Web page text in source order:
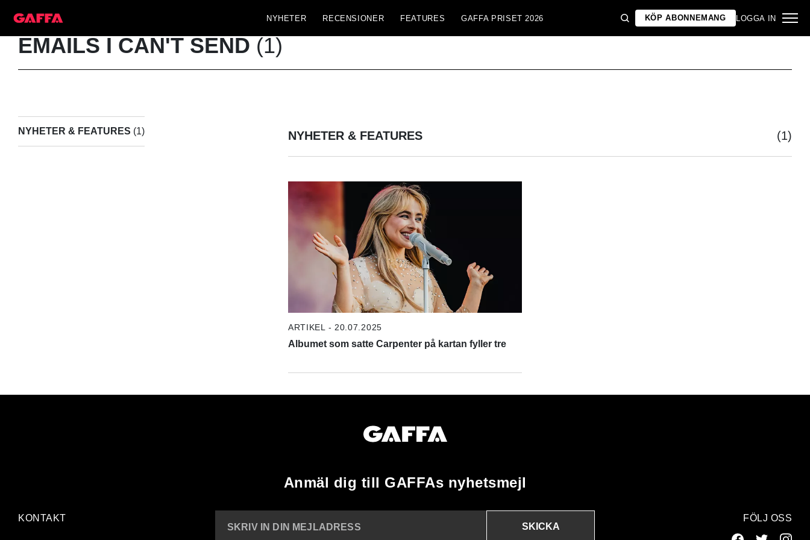
NYHETER RECENSIONER FEATURES GAFFA PRISET 2026 KÖP ABONNEMANG LOGGA IN
EMAILS I CAN'T SEND (1)
NYHETER & FEATURES (1) NYHETER & FEATURES (1)
ARTIKEL - 20.07.2025
Albumet som satte Carpenter på kartan fyller tre
Anmäl dig till GAFFAs nyhetsmejl
KONTAKT
SKRIV IN DIN MEJLADRESS
SKICKA
FÖLJ OSS